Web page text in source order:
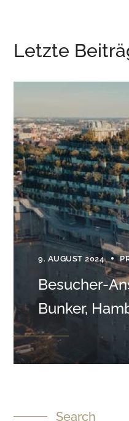
Letzte
9. AUGUST 2024
Besucher-
Bunker,
Search